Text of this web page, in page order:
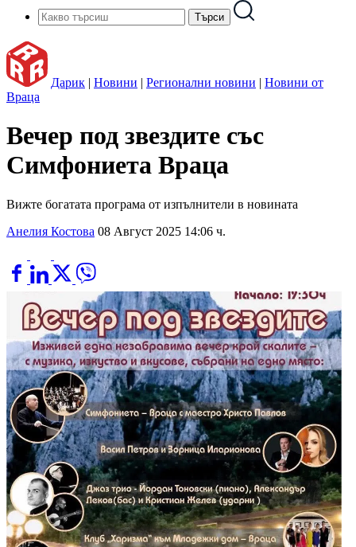
Дарик | Новини | Регионални новини | Новини от
Враца
Вечер под звездите със
Симфониета Враца
Вижте богатата програма от изпълнители в новината
Анелия Костова 08 Август 2025 14:06 ч.